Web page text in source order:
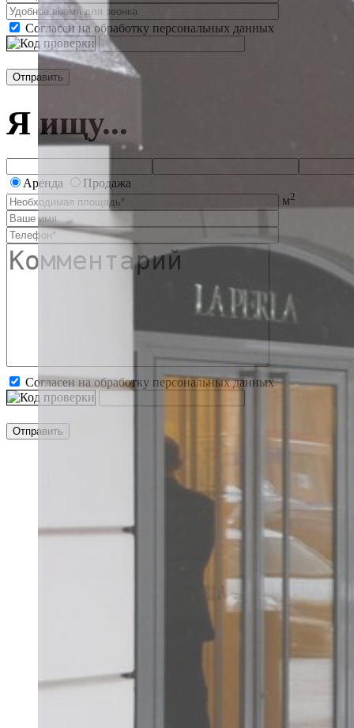
Согласен на обработку персональных данных
Я ищу...
Аренда
Продажа
м2
Согласен на обработку персональных данных